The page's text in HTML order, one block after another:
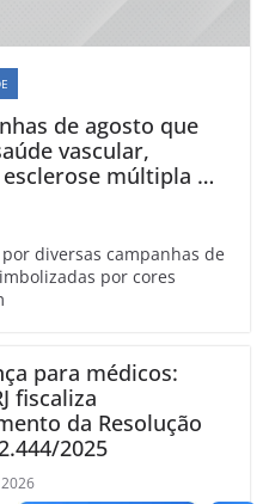
de agosto que
vascular,
múltipla e
diversas campanhas de
por cores
para médicos:
fiscaliza
da Resolução
2025